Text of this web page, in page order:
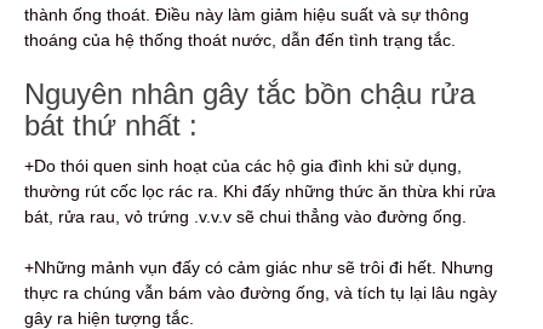
thành ống thoát. Điều này làm giảm hiệu suất và sự thông
thoáng của hệ thống thoát nước, dẫn đến tình trạng tắc.
Nguyên nhân gây tắc bồn chậu rửa
bát thứ nhất :
+Do thói quen sinh hoạt của các hộ gia đình khi sử dụng,
thường rút cốc lọc rác ra. Khi đấy những thức ăn thừa khi rửa
bát, rửa rau, vỏ trứng .v.v.v sẽ chui thẳng vào đường ống.
+Những mảnh vụn đấy có cảm giác như sẽ trôi đi hết. Nhưng
thực ra chúng vẫn bám vào đường ống, và tích tụ lại lâu ngày
gây ra hiện tượng tắc.